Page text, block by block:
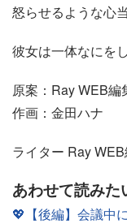
怒らせるような心
彼女は一体なにを
原案：Ray WEB編
作画：金田ハナ
ライター Ray
あわせて読みた
💖【後編】会議中